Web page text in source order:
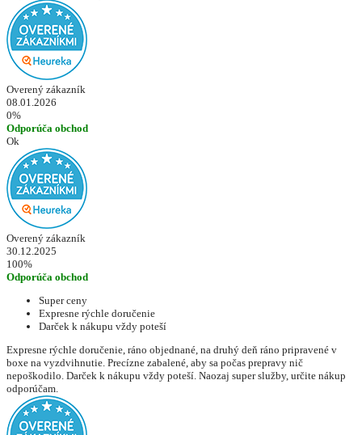
Overený zákazník
08.01.2026
0%
Odporúča obchod
Ok
Overený zákazník
30.12.2025
100%
Odporúča obchod
Super ceny
Expresne rýchle doručenie
Darček k nákupu vždy poteší
Expresne rýchle doručenie, ráno objednané, na druhý deň ráno pripravené v
boxe na vyzdvihnutie. Precízne zabalené, aby sa počas prepravy nič
nepoškodilo. Darček k nákupu vždy poteší. Naozaj super služby, určite nákup
odporúčam.